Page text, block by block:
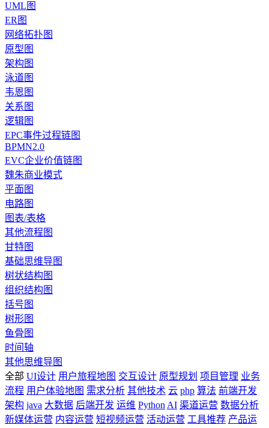
UML图
ER图
网络拓扑图
原型图
架构图
泳道图
韦恩图
关系图
逻辑图
EPC事件过程链图
BPMN2.0
EVC企业价值链图
魏朱商业模式
平面图
电路图
图表/表格
其他流程图
甘特图
基础思维导图
树状结构图
组织结构图
括号图
树形图
鱼骨图
时间轴
其他思维导图
全部 UI设计 用户旅程地图 交互设计 原型规划 项目管理 业务
流程 用户体验地图 需求分析 其他技术 云 php 算法 前端开发
架构 java 大数据 后端开发 运维 Python AI 渠道运营 数据分析
新媒体运营 内容运营 短视频运营 活动运营 工具推荐 产品运